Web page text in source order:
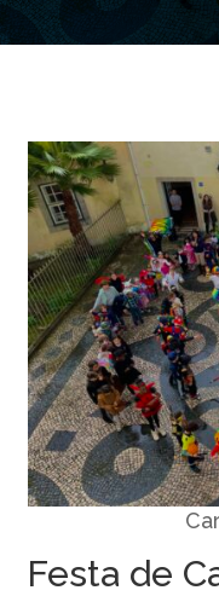
Festa de